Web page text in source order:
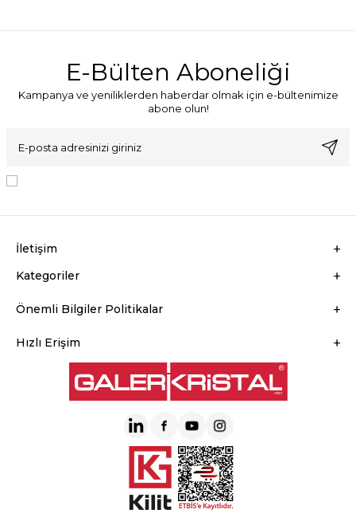
E-Bülten Aboneliği
Kampanya ve yeniliklerden haberdar olmak için e-bültenimize
abone olun!
İletişim
Kategoriler
Önemli Bilgiler Politikalar
Hızlı Erişim